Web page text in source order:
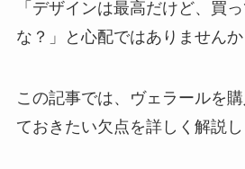
「デザインは最高だけど、買
な？」と心配ではありませんか
この記事では、ヴェラールを
ておきたい欠点を詳しく解説し